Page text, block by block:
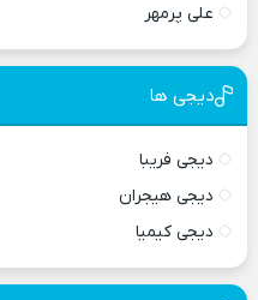
علی پرمهر
دیجی ها
دیجی فریبا
دیجی هیجران
دیجی کیمیا